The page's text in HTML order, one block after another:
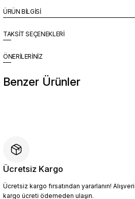
ÜRÜN BİLGİSİ
TAKSİT SEÇENEKLERİ
ÖNERİLERİNİZ
Benzer Ürünler
4.454,10 TL
4.949,00 TL
Sepete Ekle
Ücretsiz Kargo
Ücretsiz kargo fırsatından yararlanın!
kargo ücreti ödemeden ulaşın.